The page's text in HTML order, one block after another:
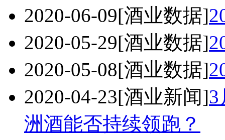
2020-06-09[酒业数据]
2020-05-29[酒业数据]
2020-05-08[酒业数据]
2020-04-23[酒业新闻]3
洲酒能否持续领跑？